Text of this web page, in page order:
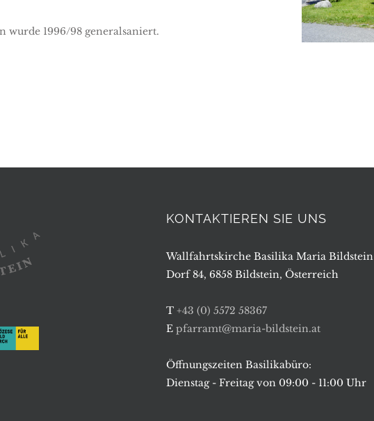
wurde 1996/98 generalsaniert.
KONTAKTIEREN SIE UNS
Wallfahrtskirche Basilika Maria Bildstein
Dorf 84, 6858 Bildstein, Österreich
T +43 (0) 5572 58367
E pfarramt@maria-bildstein.at
Öffnungszeiten Basilikabüro:
Dienstag - Freitag von 09:00 - 11:00 Uhr